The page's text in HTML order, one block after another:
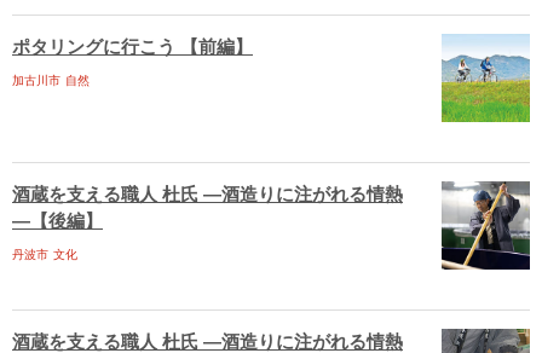
ポタリングに行こう 【前編】
加古川市 自然
酒蔵を支える職人 杜氏 ―酒造りに注がれる情熱
―【後編】
丹波市 文化
酒蔵を支える職人 杜氏 ―酒造りに注がれる情熱